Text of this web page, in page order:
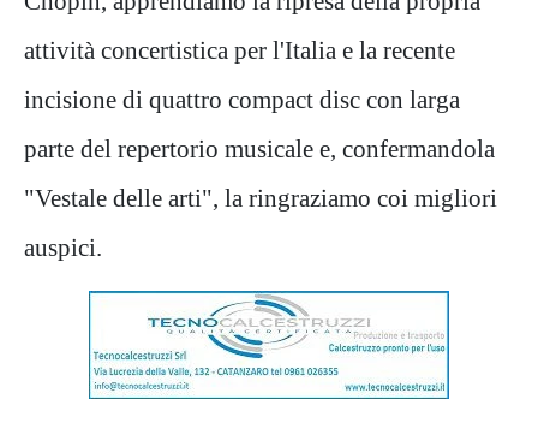
attività concertistica per l'Italia e la recente
incisione di quattro compact disc con larga
parte del repertorio musicale e, confermandola
"Vestale delle arti", la ringraziamo coi migliori
auspici.